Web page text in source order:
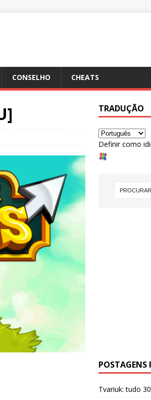
CONSELHO CHEATS
TRADUÇÃO
Definir como
POSTAGENS
Tvariuk: tudo